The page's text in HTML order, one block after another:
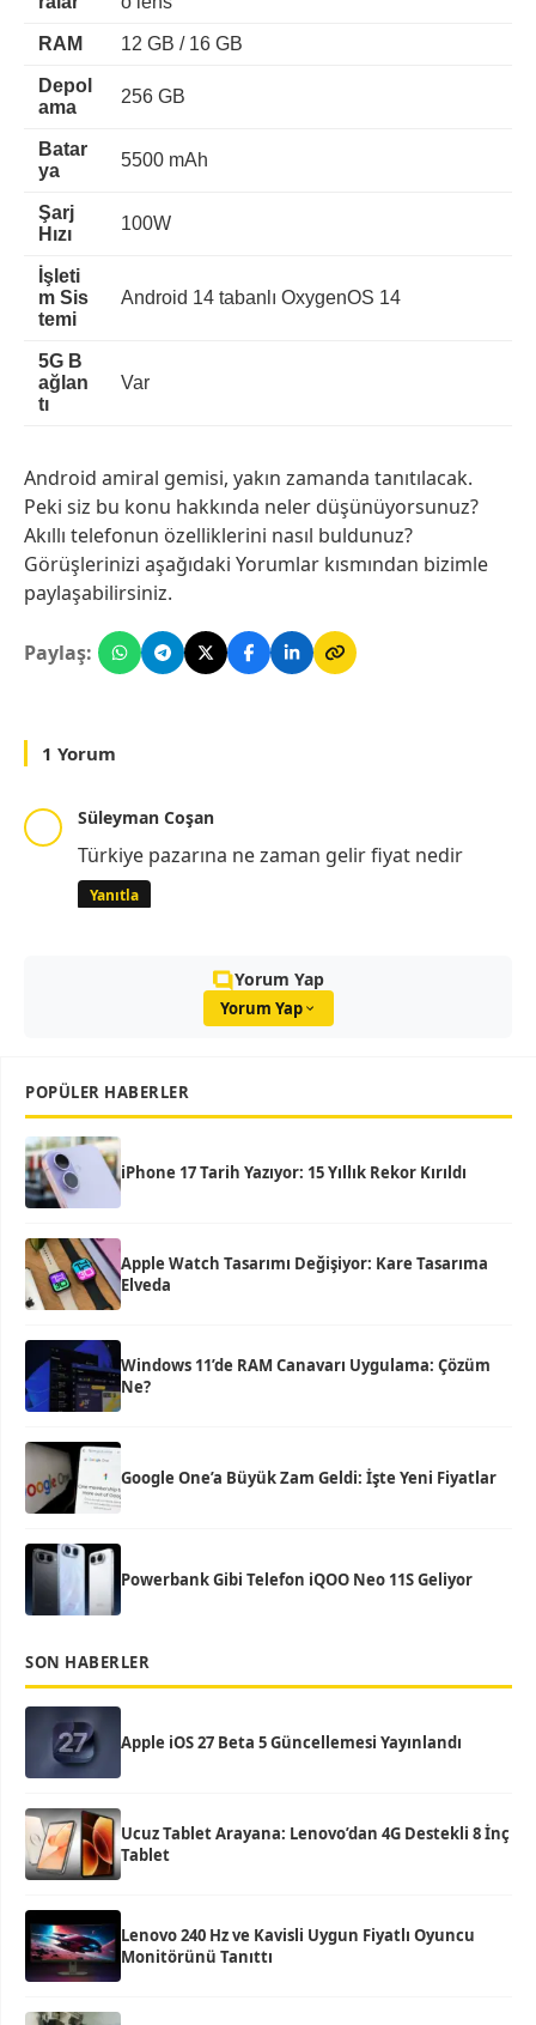
RAM 12 GB / 16 GB
Depol
ama
256 GB
Batar
ya
5500 mAh
Şarj
Hızı
100W
İşleti
m Sis
temi
Android 14 tabanlı OxygenOS 14
5G B
ağlan
tı
Var
Android amiral gemisi, yakın zamanda tanıtılacak.
Peki siz bu konu hakkında neler düşünüyorsunuz?
Akıllı telefonun özelliklerini nasıl buldunuz?
Görüşlerinizi aşağıdaki Yorumlar kısmından bizimle
paylaşabilirsiniz.
Paylaş:
1 Yorum
Süleyman Coşan
Türkiye pazarına ne zaman gelir fiyat nedir
Yanıtla
Yorum Yap
Yorum Yap
POPÜLER HABERLER
iPhone 17 Tarih Yazıyor: 15 Yıllık Rekor Kırıldı
Apple Watch Tasarımı Değişiyor: Kare Tasarıma
Elveda
Windows 11’de RAM Canavarı Uygulama: Çözüm
Ne?
Google One’a Büyük Zam Geldi: İşte Yeni Fiyatlar
Powerbank Gibi Telefon iQOO Neo 11S Geliyor
SON HABERLER
Apple iOS 27 Beta 5 Güncellemesi Yayınlandı
Ucuz Tablet Arayana: Lenovo’dan 4G Destekli 8 İnç
Tablet
Lenovo 240 Hz ve Kavisli Uygun Fiyatlı Oyuncu
Monitörünü Tanıttı